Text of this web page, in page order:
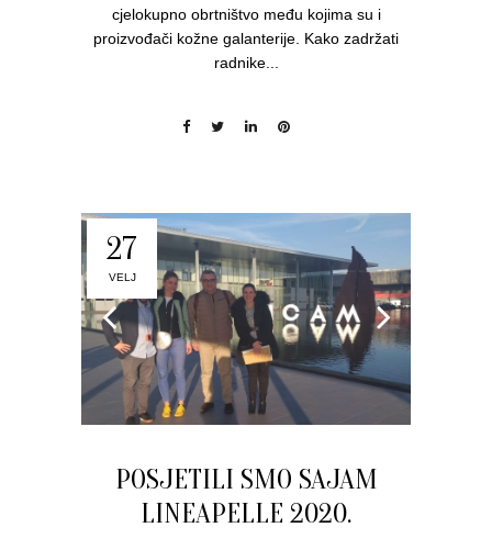
cjelokupno obrtništvo među kojima su i
proizvođači kožne galanterije. Kako zadržati
radnike...
27
VELJ
POSJETILI SMO SAJAM
LINEAPELLE 2020.